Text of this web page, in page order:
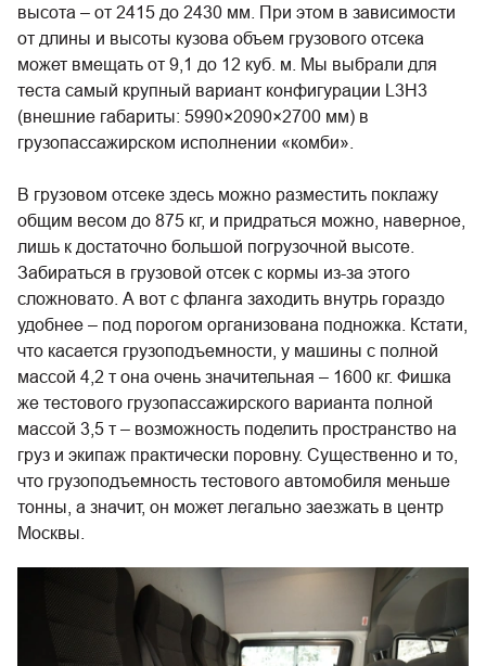
высота – от 2415 до 2430 мм. При этом в зависимости
от длины и высоты кузова объем грузового отсека
может вмещать от 9,1 до 12 куб. м. Мы выбрали для
теста самый крупный вариант конфигурации L3H3
(внешние габариты: 5990×2090×2700 мм) в
грузопассажирском исполнении «комби».
В грузовом отсеке здесь можно разместить поклажу
общим весом до 875 кг, и придраться можно, наверное,
лишь к достаточно большой погрузочной высоте.
Забираться в грузовой отсек с кормы из-за этого
сложновато. А вот с фланга заходить внутрь гораздо
удобнее – под порогом организована подножка. Кстати,
что касается грузоподъемности, у машины с полной
массой 4,2 т она очень значительная – 1600 кг. Фишка
же тестового грузопассажирского варианта полной
массой 3,5 т – возможность поделить пространство на
груз и экипаж практически поровну. Существенно и то,
что грузоподъемность тестового автомобиля меньше
тонны, а значит, он может легально заезжать в центр
Москвы.